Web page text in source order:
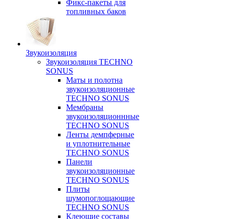
Фикс-пакеты для
топливных баков
Звукоизоляция
Звукоизоляция TECHNO
SONUS
Маты и полотна
звукоизоляционные
TECHNO SONUS
Мембраны
звукоизоляционнные
TECHNO SONUS
Ленты демпферные
и уплотнительные
TECHNO SONUS
Панели
звукоизоляционные
TECHNO SONUS
Плиты
шумопоглощающие
TECHNO SONUS
Клеющие составы